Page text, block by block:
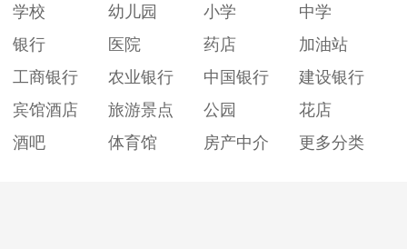
学校
幼儿园 小学
中学
银行
医院 药店
加油站
工商银行
农业银行 中国银行
建设银行
宾馆酒店
旅游景点 公园
花店
酒吧
体育馆 房产中介 更多分类